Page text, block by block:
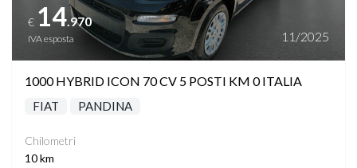
€ 14.970
IVA esposta 11/2025
1000 HYBRID ICON 70 CV 5 POSTI KM 0 ITALIA
FIAT PANDINA
Chilometri
10 km